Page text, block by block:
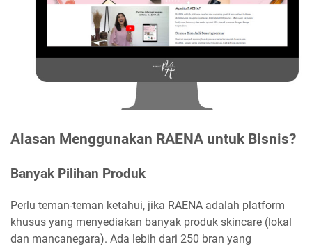
Alasan Menggunakan RAENA untuk Bisnis?
Banyak Pilihan Produk
Perlu teman-teman ketahui, jika RAENA adalah platform
khusus yang menyediakan banyak produk skincare (lokal
dan mancanegara). Ada lebih dari 250 bran yang